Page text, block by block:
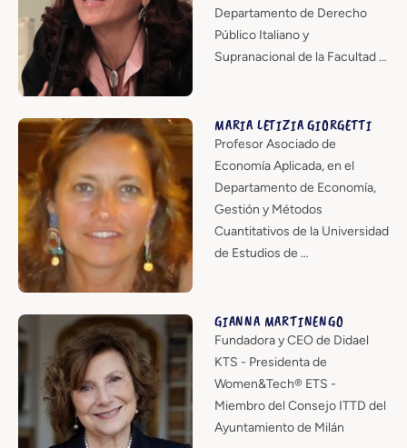
Departamento de Derecho
Público Italiano y
Supranacional de la Facultad …
MARIA LETIZIA GIORGETTI
Profesor Asociado de
Economía Aplicada, en el
Departamento de Economía,
Gestión y Métodos
Cuantitativos de la Universidad
de Estudios de …
GIANNA MARTINENGO
Fundadora y CEO de Didael
KTS - Presidenta de
Women&Tech® ETS -
Miembro del Consejo ITTD del
Ayuntamiento de Milán